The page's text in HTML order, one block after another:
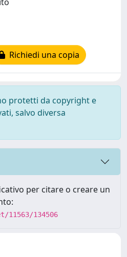
Richiedi una copia
protetti da copyright e
salvo diversa
per citare o creare un
134506